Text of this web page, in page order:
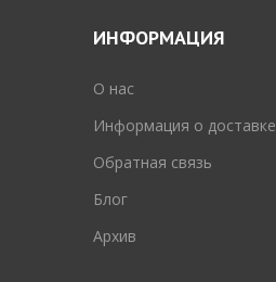
ИНФОРМАЦИЯ
O нас
Информация о доставке
Обратная связь
Блог
Архив